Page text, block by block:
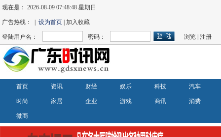
现在是：2026-08-09 07:48:48 星期日
广告热线： |设为首页 | 加入收藏
登陆用户名： 密码： 浏览 |注册
首页 资讯 财经 娱乐 科技 汽车
时尚 家居 企业 游戏 商讯 消费
微商